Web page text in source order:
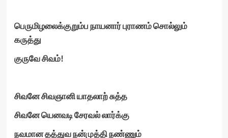
பெருமிழலைக்குறும்ப நாயனார் புராணம் சொல்லும்
கருத்து
குருவே சிவம்!
சிவனே சிவஞானி யாதலாற் சுத்த
சிவனே யெனவடி சேரவல் லார்க்கு
நவமான தத்துவ நன்முத்தி நண்ணும்